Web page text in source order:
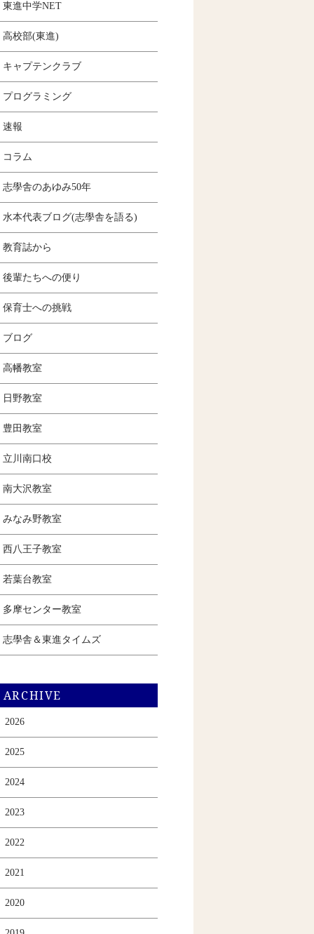
東進中学NET
高校部(東進)
キャプテンクラブ
プログラミング
速報
コラム
志學舎のあゆみ50年
水本代表ブログ(志學舎を語る)
教育誌から
後輩たちへの便り
保育士への挑戦
ブログ
高幡教室
日野教室
豊田教室
立川南口校
南大沢教室
みなみ野教室
西八王子教室
若葉台教室
多摩センター教室
志學舎＆東進タイムズ
ARCHIVE
2026
2025
2024
2023
2022
2021
2020